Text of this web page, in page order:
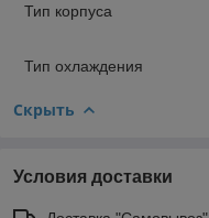
Тип корпуса
Тип охлаждения
Скрыть
Условия доставки